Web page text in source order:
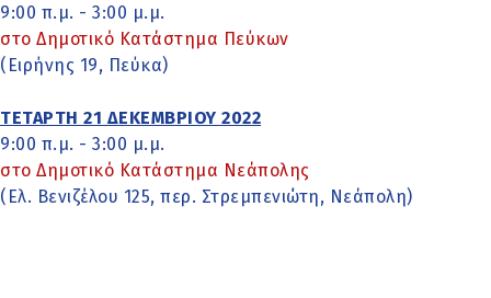
9:00 π.μ. - 3:00 μ.μ.
στο Δημοτικό Κατάστημα Πεύκων
(Ειρήνης 19, Πεύκα)
ΤΕΤΑΡΤΗ 21 ΔΕΚΕΜΒΡΙΟΥ 2022
9:00 π.μ. - 3:00 μ.μ.
στο Δημοτικό Κατάστημα Νεάπολης
(Ελ. Βενιζέλου 125, περ. Στρεμπενιώτη, Νεάπολη)